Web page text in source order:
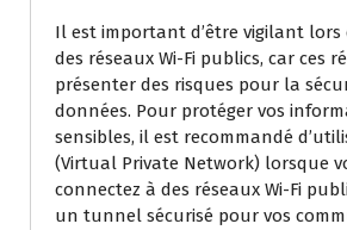
Il est important d’être vigilant lors
des réseaux Wi-Fi publics, car ces
présenter des risques pour la
données. Pour protéger vos
sensibles, il est recommandé
(Virtual Private Network) lorsque
connectez à des réseaux Wi-Fi
un tunnel sécurisé pour vos